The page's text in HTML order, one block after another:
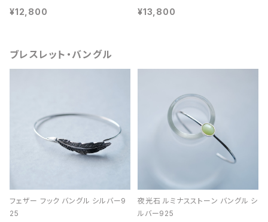
¥12,800 ¥13,800
ブレスレット・バングル
フェザー フック バングル シルバー9
25
夜光石 ルミナスストーン バングル シ
ルバー925